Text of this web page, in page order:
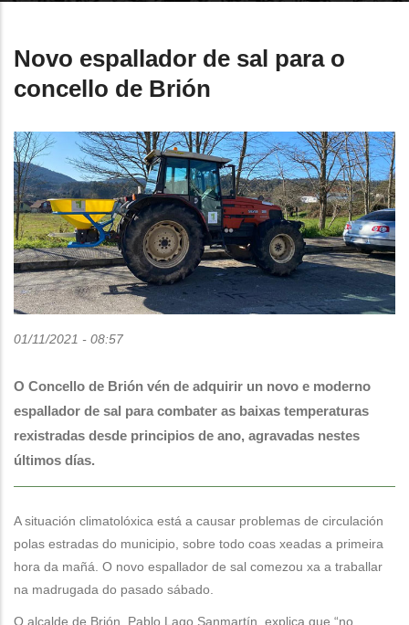
Novo espallador de sal para o
concello de Brión
01/11/2021 - 08:57
O Concello de Brión vén de adquirir un novo e moderno
espallador de sal para combater as baixas temperaturas
rexistradas desde principios de ano, agravadas nestes
últimos días.
A situación climatolóxica está a causar problemas de circulación
polas estradas do municipio, sobre todo coas xeadas a primeira
hora da mañá. O novo espallador de sal comezou xa a traballar
na madrugada do pasado sábado.
O alcalde de Brión, Pablo Lago Sanmartín, explica que “no